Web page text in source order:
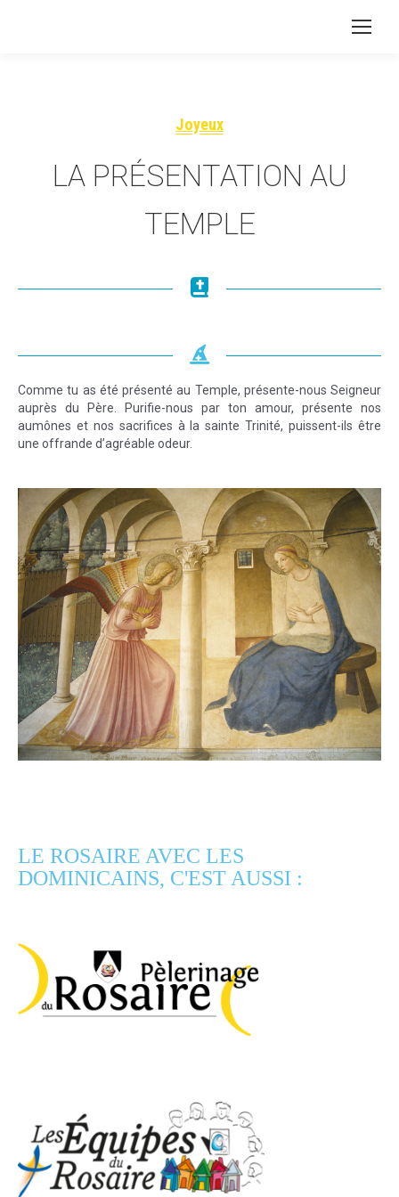
Joyeux
LA PRÉSENTATION AU
TEMPLE
Comme tu as été présenté au Temple, présente-nous Seigneur
auprès du Père. Purifie-nous par ton amour, présente nos
aumônes et nos sacrifices à la sainte Trinité, puissent-ils être
une offrande d’agréable odeur.
LE ROSAIRE AVEC LES
DOMINICAINS, C'EST AUSSI :